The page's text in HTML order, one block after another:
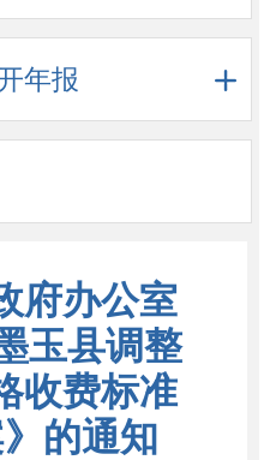
年报
府办公室
玉县调整
收费标准
的通知